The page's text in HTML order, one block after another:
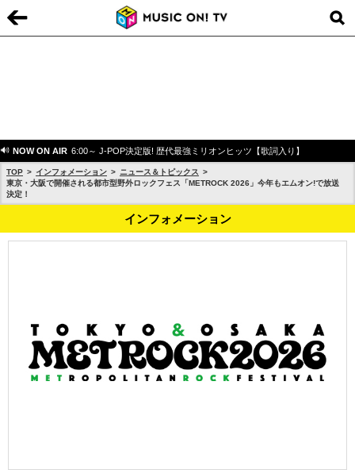
NOW ON AIR 6:00～ J-POP決定版! 歴代最強ミリオンヒッツ【歌詞入り】
TOP インフォメーション
ニュース＆トピックス
東京・大阪で開催される都市型野外ロックフェス「METROCK 2026」今年もエムオン!で放送
決定！
インフォメーション